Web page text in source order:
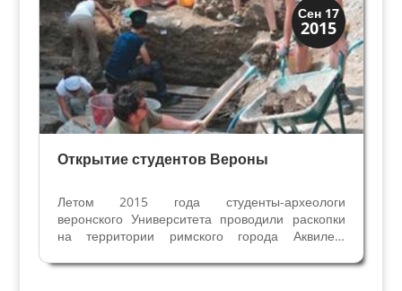
Сен 17
2015
История
Открытия
Открытие студентов Вероны
Летом 2015 года студенты-археологи
веронского Университета проводили раскопки
на территории римского города Аквилеи,
Аквилею шла дорога из Генуи через Верону,